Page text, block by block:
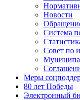
Новости
Система
Совет по
Меры
80 лет Победы
Электронный